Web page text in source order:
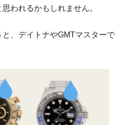
われるかもしれません。
、デイトナやGMTマスターで